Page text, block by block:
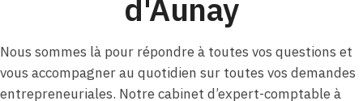
d'Aunay
Nous sommes là pour répondre à toutes vos questions et
vous accompagner au quotidien sur toutes vos demandes
entrepreneuriales. Notre cabinet d’expert-comptable à